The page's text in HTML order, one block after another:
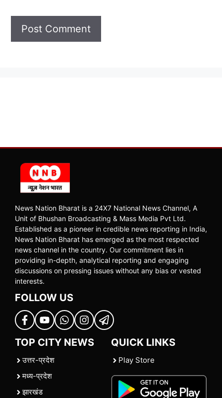
News Nation Bharat is a 24X7 National News Channel, A
Unit of Bhushan Broadcasting & Mass Media Pvt Ltd.
Established as a pioneer in credible news reporting in India,
News Nation Bharat has emerged as the most respected
news channel in the country. Our commitment lies in
providing in-depth, analytical reporting and engaging
discussions on pressing issues without any bias or vested
interests.
FOLLOW US
TOP CITY NEWS
उत्तर-प्रदेश
मध्य-प्रदेश
झारखंड
QUICK LINKS
Play Store